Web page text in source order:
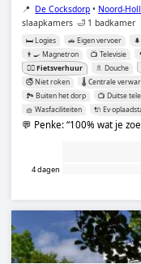
📍 De Cocksdorp • Noord-
slaapkamers 🛁 1 badkamer
🛏️ Logies 🚗 Eigen vervoer
👨‍🍳 Magnetron
📺 Televisie
🚴‍♂️ Fietsverhuur
🚿 Douche
🚭 Niet roken
🌡️ Centrale
🏞️ Buiten het dorp
📺 Duitse
🧺 Wasfaciliteiten
🔌 Ev
💬 Penke: 100% wat je
4 dagen